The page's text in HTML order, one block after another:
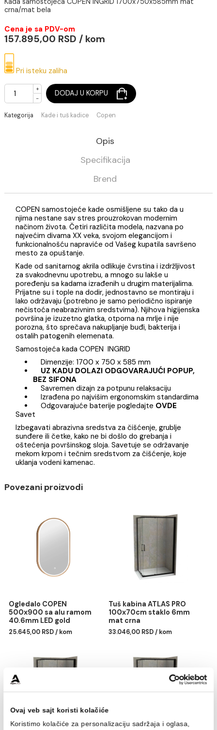
Kada samostojeća COPEN INGRID 1700x750x585mm mat
Cena je sa PDV-om
157.895,00 RSD / kom
Pri isteku zaliha
DODAJ U KORPU
Kade i tuš kadice Copen
Opis
Specifikacija
Brend
COPEN samostojeće kade osmišljene su tako da u
njima nestane sav stres prouzrokovan modernim
načinom života. Četiri različita modela, nazvana po
najvećim divama XX veka, svojom elegancijom i
funkcionalnošću napraviće od Vašeg kupatila
mesto za opuštanje.
Kade od sanitarnog akrila odlikuje čvrstina i izdržljivost
za svakodnevnu upotrebu, a mnogo su lakše u
poređenju sa kadama izrađenih u drugim materijalima.
Prijatne su i tople na dodir, jednostavno se montiraju i
lako održavaju (potrebno je samo periodično ispiranje
nečistoća neabrazivnim sredstvima). Njihova
površina je izuzetno glatka, otporna na mrlje i nije
porozna, što sprečava nakupljanje buđi, bakterija i
ostalih patogenih elemenata.
Samostojeća kada COPEN INGRID
Dimenzije: 1700 x 750 x 585 mm
UZ KADU DOLAZI ODGOVARAJUĆI POPUP,
BEZ SIFONA
Odgovarajuće baterije pogledajte
Izbegavati abrazivna sredstva za čišćenje, grublje
sunđere ili četke, kako ne bi došlo do grebanja i
oštećenja površinskog sloja. Savetuje se održavanje
mekom krpom i tečnim sredstvom za čišćenje, koje
Povezani proizvodi
Ogledalo COPEN
500x900 sa alu ramom
100x70cm staklo 6mm